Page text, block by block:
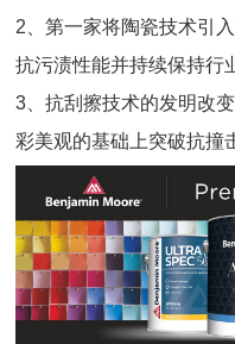
2、第一家将陶瓷技术引
抗污渍性能并持续保持行
3、抗刮擦技术的发明改
彩美观的基础上突破抗撞